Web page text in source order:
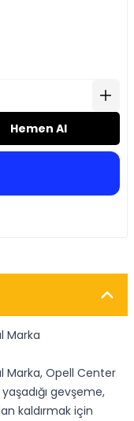
Hemen Al
Marka
Marka, Opell Center
gevşeme,
kaldırmak için